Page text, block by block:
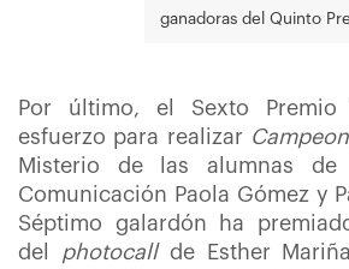
ganadoras del Quinto
Por último, el Sexto
esfuerzo para realizar
Misterio de las alumnas
Comunicación Paola Gómez y
Séptimo galardón ha
del
photocallde Esther